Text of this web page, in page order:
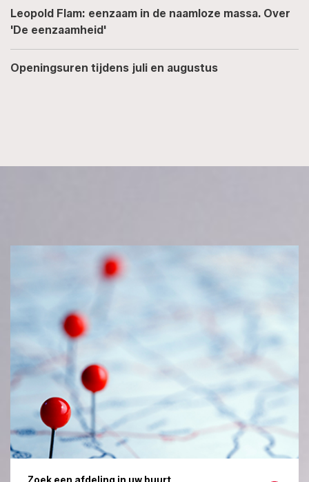
Leopold Flam: eenzaam in de naamloze massa. Over
'De eenzaamheid'
Openingsuren tijdens juli en augustus